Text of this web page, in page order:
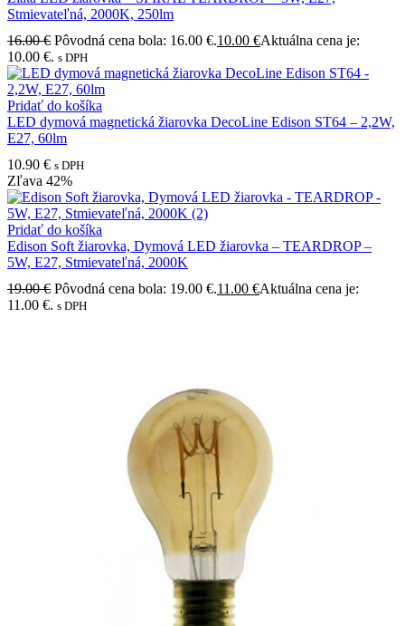
Stmievateľná, 2000K, 250lm
16.00€ Pôvodná cena bola: 16.00 €.10.00 €Aktuálna cena je:
10.00 €. s DPH
Pridať do košíka
LED dymová magnetická žiarovka DecoLine Edison ST64 – 2,2W,
E27, 60lm
10.90 € s DPH
Zľava 42%
Pridať do košíka
Edison Soft žiarovka, Dymová LED žiarovka – TEARDROP –
5W, E27, Stmievateľná, 2000K
19.00€ Pôvodná cena bola: 19.00 €.11.00 €Aktuálna cena je:
11.00 €. s DPH